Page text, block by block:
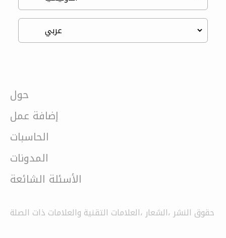
حول
إضافة عمل
الحاسبات
المدونات
الأسئلة الشائعة
حقوق النشر ،الشعار ،العلامات التقنية والعلامات ذات الصلة